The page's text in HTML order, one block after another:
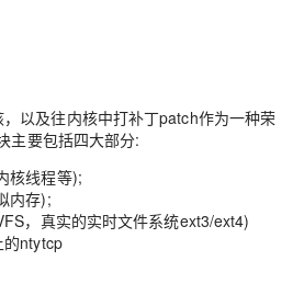
以及往内核中打补丁patch作为一种荣
主要包括四大部分:
核线程等);
内存);
，真实的实时文件系统ext3/ext4)
的ntytcp